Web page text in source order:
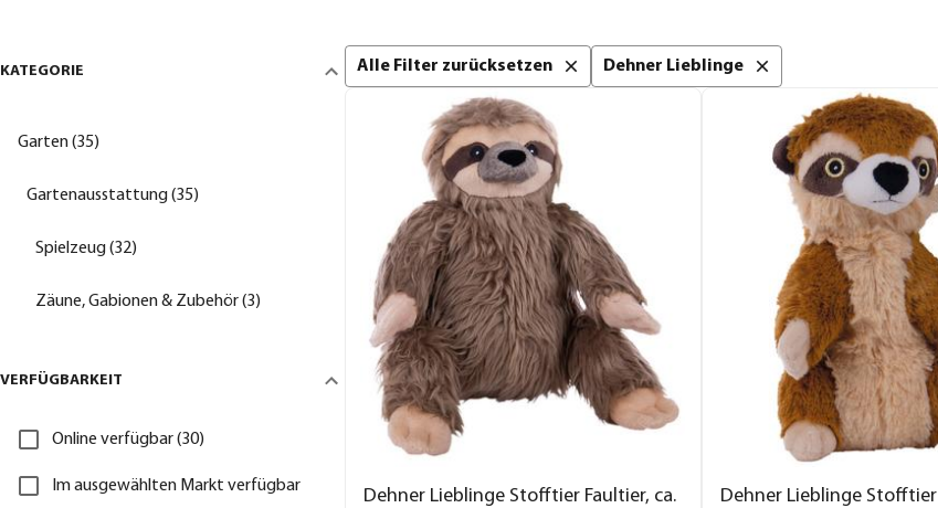
KATEGORIE
Garten (35)
Gartenausstattung (35)
Spielzeug (32)
Zäune, Gabionen & Zubehör (3)
VERFÜGBARKEIT
Online verfügbar (30)
Im ausgewählten Markt verfügbar
Alle Filter zurücksetzen
Dehner Lieblinge
Dehner Lieblinge Stofftier Faultier, ca.
Dehner Lieblinge Stofftier